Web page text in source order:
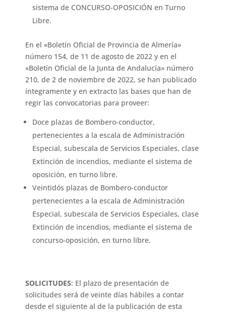
sistema de CONCURSO-OPOSICIÓN en Turno
Libre.
En el «Boletín Oficial de Provincia de Almería»
número 154, de 11 de agosto de 2022 y en el
«Boletín Oficial de la Junta de Andalucía» número
210, de 2 de noviembre de 2022, se han publicado
íntegramente y en extracto las bases que han de
regir las convocatorias para proveer:
Doce plazas de Bombero-conductor,
pertenecientes a la escala de Administración
Especial, subescala de Servicios Especiales, clase
Extinción de incendios, mediante el sistema de
oposición, en turno libre.
Veintidós plazas de Bombero-conductor
pertenecientes a la escala de Administración
Especial, subescala de Servicios Especiales, clase
Extinción de incendios, mediante el sistema de
concurso-oposición, en turno libre.
SOLICITUDES: El plazo de presentación de
solicitudes será de veinte días hábiles a contar
desde el siguiente al de la publicación de esta